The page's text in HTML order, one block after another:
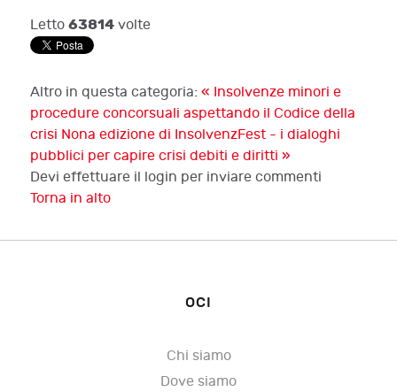
Letto 63814 volte
Altro in questa categoria: « Insolvenze minori e
procedure concorsuali aspettando il Codice della
crisi Nona edizione di InsolvenzFest - i dialoghi
pubblici per capire crisi debiti e diritti »
Devi effettuare il login per inviare commenti
Torna in alto
OCI
Chi siamo
Dove siamo